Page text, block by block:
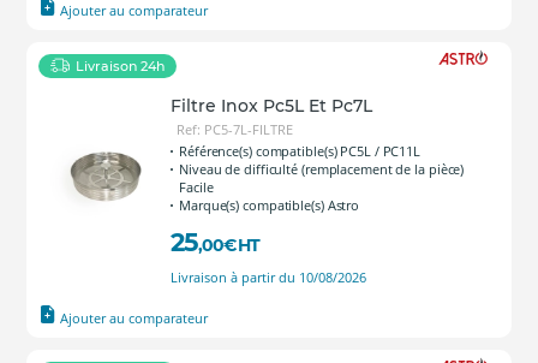
Ajouter au comparateur
Livraison 24h
Filtre Inox Pc5L Et Pc7L
Ref: PC5-7L-FILTRE
Référence(s) compatible(s) PC5L / PC11L
Niveau de difficulté (remplacement de la pièce)
Facile
Marque(s) compatible(s) Astro
25,00€HT
Livraison à partir du 10/08/2026
Ajouter au comparateur